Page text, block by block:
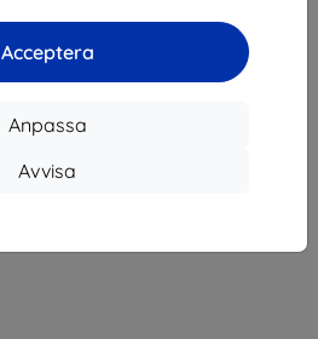
Acceptera
Anpassa
Avvisa